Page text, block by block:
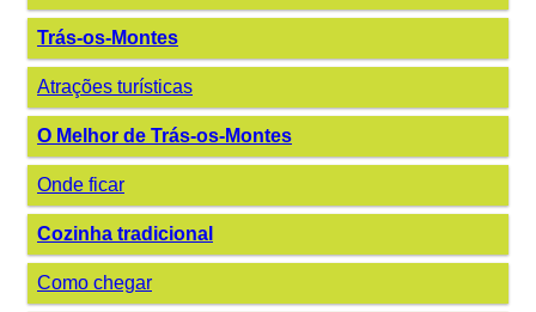
Trás-os-Montes
Atrações turísticas
O Melhor de Trás-os-Montes
Onde ficar
Cozinha tradicional
Como chegar